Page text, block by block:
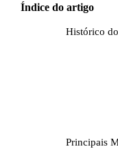
Índice do artigo
Histórico
Principais